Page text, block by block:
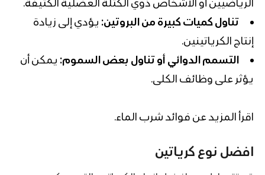
الرياضيين أو الأشخاص ذوي الكتلة العضلية الكثيفة.
تناول كميات كبيرة من البروتين: يؤدي إلى زيادة
إنتاج الكرياتينين.
التسمم الدوائي أو تناول بعض السموم: يمكن أن
يؤثر على وظائف الكلى.
اقرأ المزيد عن فوائد شرب الماء.
افضل نوع كرياتين